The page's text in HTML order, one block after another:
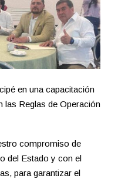
en una capacitación
las Reglas de Operación
compromiso de
del Estado y con el
para garantizar el